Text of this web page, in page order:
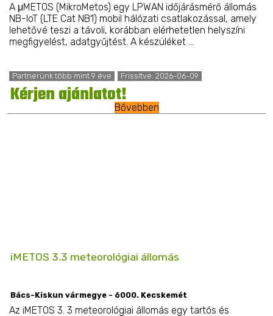
A μMETOS (MikroMetos) egy LPWAN időjárásmérő állomás
NB-IoT (LTE Cat NB1) mobil hálózati csatlakozással, amely
lehetővé teszi a távoli, korábban elérhetetlen helyszíni
megfigyelést, adatgyűjtést. A készüléket ...
Partnerünk több mint 9 éve Frissítve: 2026-06-09
Kérjen ajánlatot!Bővebben
iMETOS 3.3 meteorológiai állomás
Bács-Kiskun vármegye - 6000. Kecskemét
Az iMETOS 3. 3 meteorológiai állomás egy tartós és